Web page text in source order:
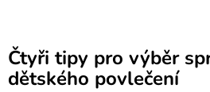
Čtyři tipy pro výběr
dětského povlečení